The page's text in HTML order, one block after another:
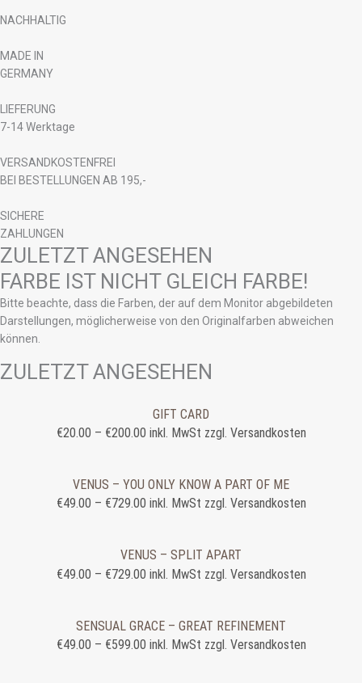
NACHHALTIG
MADE IN
GERMANY
LIEFERUNG
7-14 Werktage
VERSANDKOSTENFREI
BEI BESTELLUNGEN AB 195,-
SICHERE
ZAHLUNGEN
ZULETZT ANGESEHEN
FARBE IST NICHT GLEICH FARBE!
Bitte beachte, dass die Farben, der auf dem Monitor abgebildeten
Darstellungen, möglicherweise von den Originalfarben abweichen
können.
ZULETZT ANGESEHEN
GIFT CARD
€20.00 – €200.00 inkl. MwSt zzgl. Versandkosten
VENUS – YOU ONLY KNOW A PART OF ME
€49.00 – €729.00 inkl. MwSt zzgl. Versandkosten
VENUS – SPLIT APART
€49.00 – €729.00 inkl. MwSt zzgl. Versandkosten
SENSUAL GRACE – GREAT REFINEMENT
€49.00 – €599.00 inkl. MwSt zzgl. Versandkosten